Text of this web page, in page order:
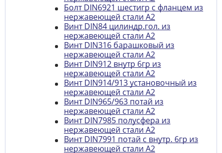
Болт DIN6921 шестигр с фланцем из
нержавеющей стали А2
Винт DIN84 цилиндр.гол. из
нержавеющей стали А2
Винт DIN316 барашковый из
нержавеющей стали А2
Винт DIN912 внутр 6гр из
нержавеющей стали А2
Винт DIN914/913 установочный из
нержавеющей стали А2
Винт DIN965/963 потай из
нержавеющей стали А2
Винт DIN7985 полусфера из
нержавеющей стали А2
Винт DIN7991 потай с внутр. 6гр из
нержавеющей стали А2